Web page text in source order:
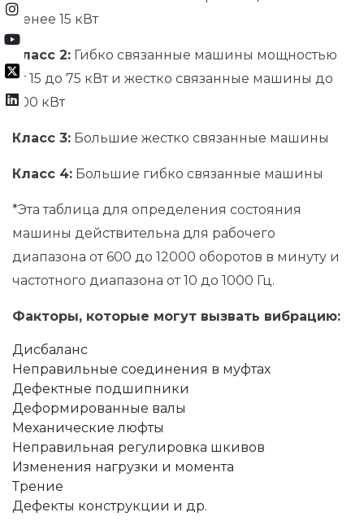
менее 15 кВт
Класс 2: Гибко связанные машины мощностью
от 15 до 75 кВт и жестко связанные машины до
300 кВт
Класс 3: Большие жестко связанные машины
Класс 4: Большие гибко связанные машины
*Эта таблица для определения состояния
машины действительна для рабочего
диапазона от 600 до 12000 оборотов в минуту и
частотного диапазона от 10 до 1000 Гц.
Факторы, которые могут вызвать вибрацию:
Дисбаланс
Неправильные соединения в муфтах
Дефектные подшипники
Деформированные валы
Механические люфты
Неправильная регулировка шкивов
Изменения нагрузки и момента
Трение
Дефекты конструкции и др.